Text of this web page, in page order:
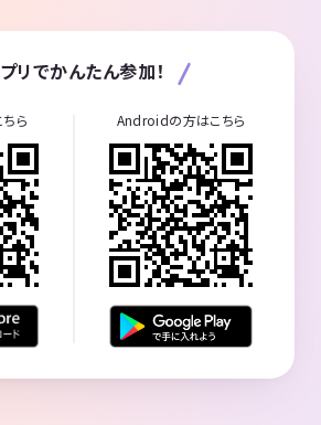
リでかんたん参加！
ら Androidの方はこちら